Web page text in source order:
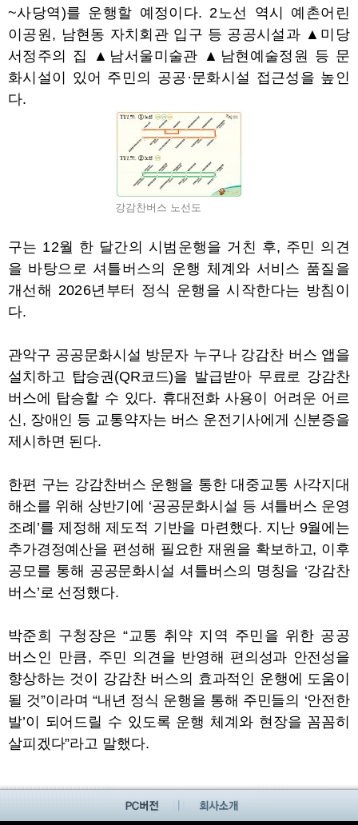
~사당역)를 운행할 예정이다. 2노선 역시 예촌어린
이공원 , 남현동 자치회관 입구 등 공공시설과 ▲ 미당
서정주의 집
▲ 남서울미술관 ▲ 남현예술정원 등 문
화시설이 있어 주민의 공공 ·문화시설 접근성을 높인
다.
강감찬버스 노선도
구는 12월 한 달간의 시범운행을 거친 후, 주민 의견
을 바탕으로 셔틀버스의 운행 체계와 서비스 품질을
개선해 2026년부터 정식 운행을 시작한다는 방침이
다.
관악구 공공문화시설 방문자 누구나 강감찬 버스 앱을
설치하고 탑승권 (QR코드)을 발급받아 무료로 강감찬
버스에 탑승할 수 있다. 휴대전화 사용이 어려운 어르
신, 장애인 등 교통약자는 버스 운전기사에게 신분증을
제시하면 된다.
한편 구는 강감찬버스 운행을 통한 대중교통 사각지대
해소를 위해 상반기에 ‘공공문화시설 등 셔틀버스 운영
조례 ’를 제정해 제도적 기반을 마련했다. 지난 9월에는
추가경정예산을 편성해 필요한 재원을 확보하고, 이후
공모를 통해 공공문화시설 셔틀버스의 명칭을 ‘강감찬
버스’로 선정했다.
박준희 구청장은“교통 취약 지역 주민을 위한 공공
버스인 만큼, 주민 의견을 반영해 편의성과 안전성을
향상하는 것이 강감찬 버스의 효과적인 운행에 도움이
될 것”이라며 “내년 정식 운행을 통해 주민들의 ‘안전한
발’이 되어드릴 수 있도록 운행 체계와 현장을 꼼꼼히
살피겠다”라고 말했다.